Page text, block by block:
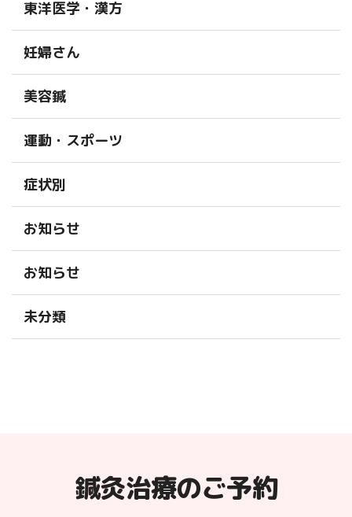
東洋医学・漢方
妊婦さん
美容鍼
運動・スポーツ
症状別
お知らせ
お知らせ
未分類
鍼灸治療のご予約